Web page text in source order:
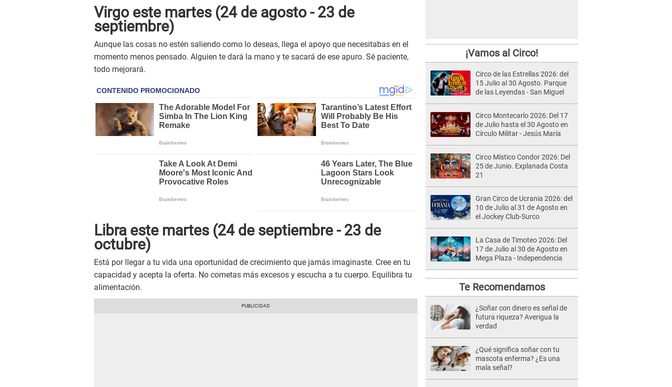
Virgo este martes(24 de agosto - 23 de
septiembre)
Aunque las cosas no estén saliendo como lo deseas, llega el apoyo que necesitabas en el
momento menos pensado. Alguien te dará la mano y te sacará de ese apuro. Sé paciente,
todo mejorará.
Libra este martes(24 de septiembre - 23 de
octubre)
Está por llegar a tu vida una oportunidad de crecimiento que jamás imaginaste. Cree en tu
capacidad y acepta la oferta. No cometas más excesos y escucha a tu cuerpo. Equilibra tu
alimentación.
¡Vamos al Circo!
Circo de las Estrellas 2026: del
15 Julio al 30 Agosto. Parque
de las Leyendas - San Miguel
Circo Montecarlo 2026: Del 17
de Julio hasta el 30 Agosto en
Círculo Militar - Jesús María
Circo Místico Condor 2026: Del
25 de Junio. Explanada Costa
21
Gran Circo de Ucrania 2026: del
10 de Julio al 31 de Agosto en
el Jockey Club-Surco
La Casa de Timoteo 2026: Del
17 de Julio al 30 de Agosto en
Mega Plaza - Independencia
Te Recomendamos
¿Soñar con dinero es señal de
futura riqueza? Averigua la
verdad
¿Qué significa soñar con tu
mascota enferma? ¿Es una
mala señal?